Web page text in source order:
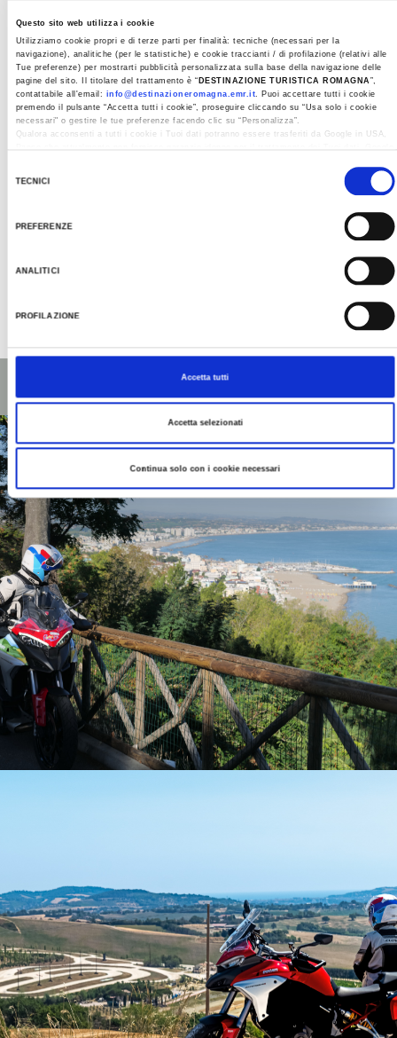
Questo sito web utilizza i cookie
Utilizziamo cookie propri e di terze parti per finalità: tecniche (necessari per la
navigazione), analitiche (per le statistiche) e cookie traccianti / di profilazione (relativi alle
Tue preferenze) per mostrarti pubblicità personalizzata sulla base della navigazione delle
pagine del sito. Il titolare del trattamento è “ DESTINAZIONE TURISTICA ROMAGNA”,
contattabile all'email: info@destinazioneromagna.emr.it. Puoi accettare tutti i cookie
premendo il pulsante “Accetta tutti i cookie”, proseguire cliccando su “Usa solo i cookie
necessari" o gestire le tue preferenze facendo clic su “Personalizza”.
Qualora acconsenti a tutti i cookie i Tuoi dati potranno essere trasferiti da Google in USA,
TECNICI
PREFERENZE
ANALITICI
PROFILAZIONE
Accetta tutti
Accetta selezionati
Continua solo con i cookie necessari